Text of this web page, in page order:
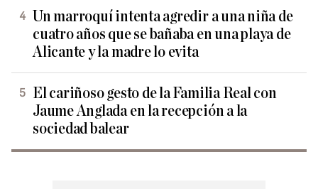
Un marroquí intenta agredir a una niña de
cuatro años que se bañaba en una playa de
Alicante y la madre lo evita
El cariñoso gesto de la Familia Real con
Jaume Anglada en la recepción a la
sociedad balear